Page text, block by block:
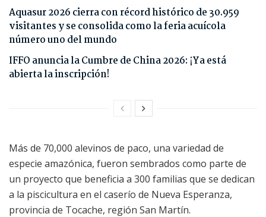
Aquasur 2026 cierra con récord histórico de 30.959
visitantes y se consolida como la feria acuícola
número uno del mundo
IFFO anuncia la Cumbre de China 2026: ¡Ya está
abierta la inscripción!
Más de 70,000 alevinos de paco, una variedad de
especie amazónica, fueron sembrados como parte de
un proyecto que beneficia a 300 familias que se dedican
a la piscicultura en el caserío de Nueva Esperanza,
provincia de Tocache, región San Martín.